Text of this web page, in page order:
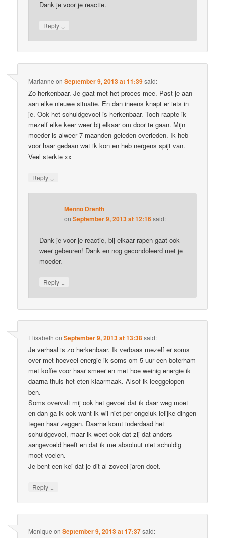
Dank je voor je reactie.
Reply ↓
Marianne onSeptember 9, 2013 at 11:39said:
Zo herkenbaar. Je gaat met het proces mee. Past je aan
aan elke nieuwe situatie. En dan ineens knapt er iets in
je. Ook het schuldgevoel is herkenbaar. Toch raapte ik
mezelf elke keer weer bij elkaar om door te gaan. Mijn
moeder is alweer 7 maanden geleden overleden. Ik heb
voor haar gedaan wat ik kon en heb nergens spijt van.
Veel sterkte xx
Reply ↓
Menno Drenth
onSeptember 9, 2013 at 12:16said:
Dank je voor je reactie, bij elkaar rapen gaat ook
weer gebeuren! Dank en nog gecondoleerd met je
moeder.
Reply ↓
Elisabeth onSeptember 9, 2013 at 13:38said:
Je verhaal is zo herkenbaar. Ik verbaas mezelf er soms
over met hoeveel energie ik soms om 5 uur een boterham
met koffie voor haar smeer en met hoe weinig energie ik
daarna thuis het eten klaarmaak. Alsof ik leeggelopen
ben.
Soms overvalt mij ook het gevoel dat ik daar weg moet
en dan ga ik ook want ik wil niet per ongeluk lelijke dingen
tegen haar zeggen. Daarna komt inderdaad het
schuldgevoel, maar ik weet ook dat zij dat anders
aangevoeld heeft en dat ik me absoluut niet schuldig
moet voelen.
Je bent een kei dat je dit al zoveel jaren doet.
Reply ↓
Monique onSeptember 9, 2013 at 17:37said: